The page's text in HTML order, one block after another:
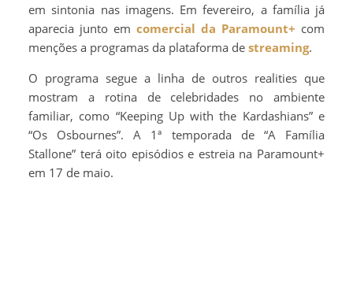
em sintonia nas imagens. Em fevereiro, a família já
aparecia junto em comercial da Paramount+ com
menções a programas da plataforma de streaming.
O programa segue a linha de outros realities que
mostram a rotina de celebridades no ambiente
familiar, como “Keeping Up with the Kardashians” e
“Os Osbournes”. A 1ª temporada de “A Família
Stallone” terá oito episódios e estreia na Paramount+
em 17 de maio.